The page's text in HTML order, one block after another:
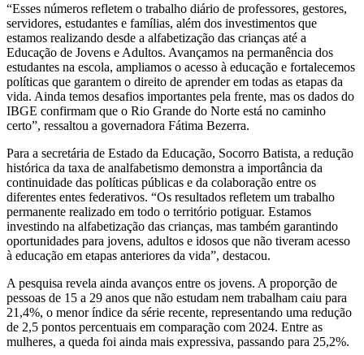
“Esses números refletem o trabalho diário de professores, gestores,
servidores, estudantes e famílias, além dos investimentos que
estamos realizando desde a alfabetização das crianças até a
Educação de Jovens e Adultos. Avançamos na permanência dos
estudantes na escola, ampliamos o acesso à educação e fortalecemos
políticas que garantem o direito de aprender em todas as etapas da
vida. Ainda temos desafios importantes pela frente, mas os dados do
IBGE confirmam que o Rio Grande do Norte está no caminho
certo”, ressaltou a governadora Fátima Bezerra.
Para a secretária de Estado da Educação, Socorro Batista, a redução
histórica da taxa de analfabetismo demonstra a importância da
continuidade das políticas públicas e da colaboração entre os
diferentes entes federativos. “Os resultados refletem um trabalho
permanente realizado em todo o território potiguar. Estamos
investindo na alfabetização das crianças, mas também garantindo
oportunidades para jovens, adultos e idosos que não tiveram acesso
à educação em etapas anteriores da vida”, destacou.
A pesquisa revela ainda avanços entre os jovens. A proporção de
pessoas de 15 a 29 anos que não estudam nem trabalham caiu para
21,4%, o menor índice da série recente, representando uma redução
de 2,5 pontos percentuais em comparação com 2024. Entre as
mulheres, a queda foi ainda mais expressiva, passando para 25,2%.